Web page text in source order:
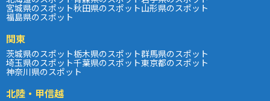
宮城県のスポット秋田県のスポット山形県のスポット
福島県のスポット
関東
茨城県のスポット栃木県のスポット群馬県のスポット
埼玉県のスポット千葉県のスポット東京都のスポット
神奈川県のスポット
北陸・甲信越